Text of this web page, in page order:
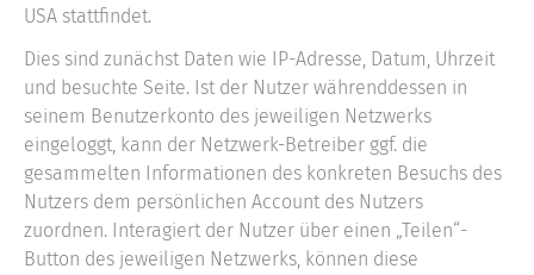
USA stattfindet.
Dies sind zunächst Daten wie IP-Adresse, Datum, Uhrzeit
und besuchte Seite. Ist der Nutzer währenddessen in
seinem Benutzerkonto des jeweiligen Netzwerks
eingeloggt, kann der Netzwerk-Betreiber ggf. die
gesammelten Informationen des konkreten Besuchs des
Nutzers dem persönlichen Account des Nutzers
zuordnen. Interagiert der Nutzer über einen „Teilen“-
Button des jeweiligen Netzwerks, können diese